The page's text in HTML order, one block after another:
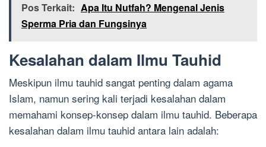
Pos Terkait: Apa Itu Nutfah? Mengenal Jenis
Sperma Pria dan Fungsinya
Kesalahan dalam Ilmu Tauhid
Meskipun ilmu tauhid sangat penting dalam agama
Islam, namun sering kali terjadi kesalahan dalam
memahami konsep-konsep dalam ilmu tauhid. Beberapa
kesalahan dalam ilmu tauhid antara lain adalah: